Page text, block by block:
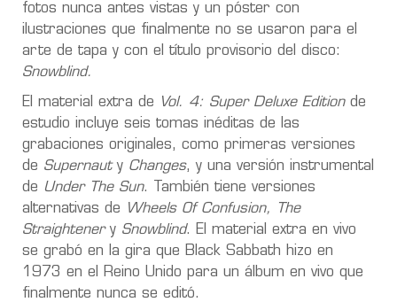
fotos nunca antes vistas y un póster con
ilustraciones que finalmente no se usaron para el
arte de tapa y con el título provisorio del disco:
Snowblind.
El material extra de Vol. 4: Super Deluxe Edition de
estudio incluye seis tomas inéditas de las
grabaciones originales, como primeras versiones
de Supernauty Changes, y una versión instrumental
de Under The Sun. También tiene versiones
alternativas de
Wheels Of Confusion, The
Straightener y Snowblind. El material extra en vivo
se grabó en la gira que Black Sabbath hizo en
1973 en el Reino Unido para un álbum en vivo que
finalmente nunca se editó.